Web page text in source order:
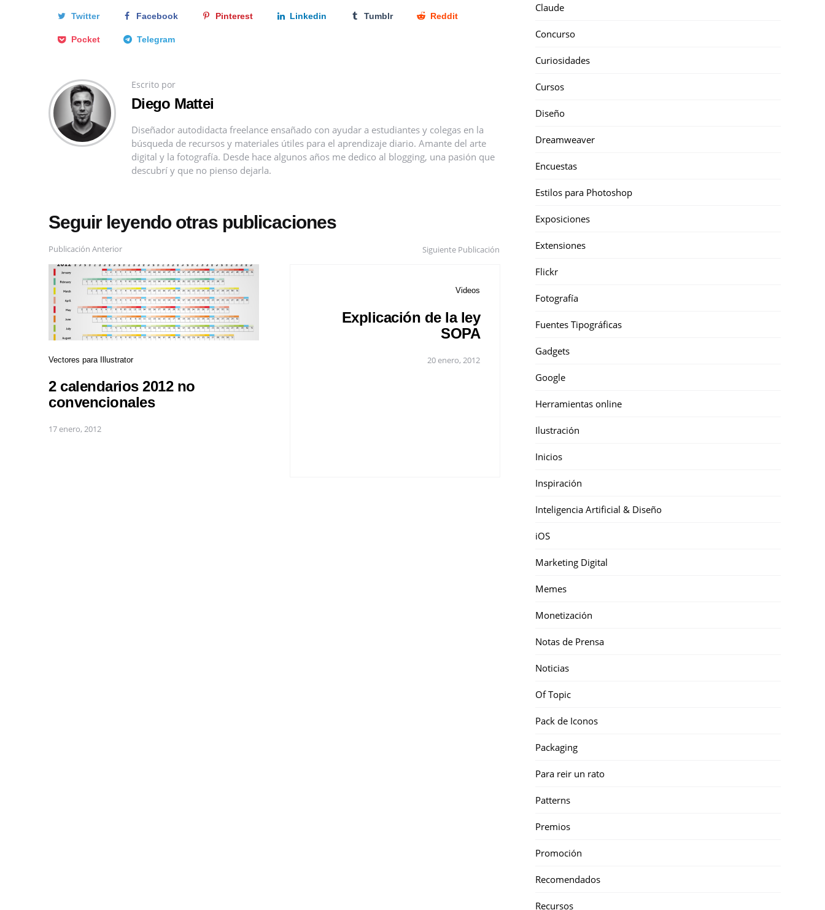
Twitter Facebook Pinterest Linkedin Tumblr Reddit
Pocket Telegram
Escrito por
Diego Mattei
Diseñador autodidacta freelance ensañado con ayudar a estudiantes y colegas en la
búsqueda de recursos y materiales útiles para el aprendizaje diario. Amante del arte
digital y la fotografía. Desde hace algunos años me dedico al blogging, una pasión que
descubrí y que no pienso dejarla.
Seguir leyendo otras publicaciones
Publicación Anterior
Vectores para Illustrator
2 calendarios 2012 no
convencionales
17 enero, 2012
Siguiente Publicación
Videos
Explicación de la ley
SOPA
20 enero, 2012
Claude
Concurso
Curiosidades
Cursos
Diseño
Dreamweaver
Encuestas
Estilos para Photoshop
Exposiciones
Extensiones
Flickr
Fotografía
Fuentes Tipográficas
Gadgets
Google
Herramientas online
Ilustración
Inicios
Inspiración
Inteligencia Artificial & Diseño
iOS
Marketing Digital
Memes
Monetización
Notas de Prensa
Noticias
Of Topic
Pack de Iconos
Packaging
Para reir un rato
Patterns
Premios
Promoción
Recomendados
Recursos